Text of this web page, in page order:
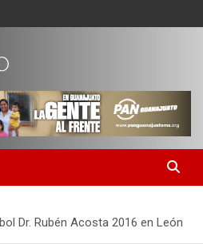
Dr. Rubén Acosta 2016 en León